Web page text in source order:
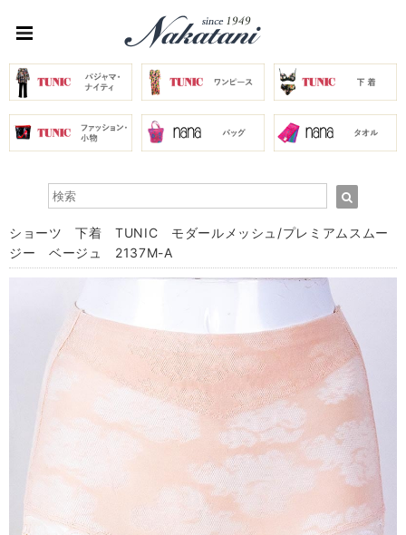
ショーツ 下着 TUNIC モダールメッシュ/プレミアムスムー
ジー ベージュ 2137M-A